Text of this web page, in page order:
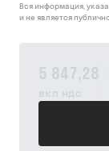
5 847,28 ₽
вкл ндс
Вся информация,
и не является